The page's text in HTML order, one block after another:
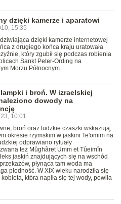
dzięki kamerze i aparatowi
15:35
dzięki kamerze internetowej
z drugiego końca kraju uratowała
który zgubił się podczas robienia
Sankt Peter-Ording na
Morzu Północnym.
i broń. W izraelskiej
dowody na
10:01
broń oraz ludzkie czaszki wskazują,
okresie rzymskim w jaskini Te'omim na
odprawiano rytuały
też Mŭghâret Umm et Tûeimîn
jaskiń znajdujących się na wschód
płynąca tam woda ma
płodność. W XIX wieku narodziła się
która napiła się tej wody, powiła